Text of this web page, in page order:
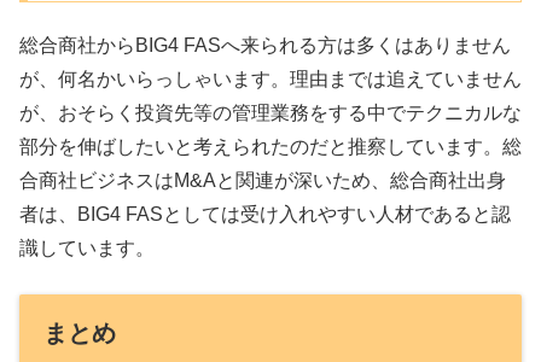
総合商社からBIG4 FASへ来られる方は多くはありません
が、何名かいらっしゃいます。理由までは追えていません
が、おそらく投資先等の管理業務をする中でテクニカルな
部分を伸ばしたいと考えられたのだと推察しています。総
合商社ビジネスはM&Aと関連が深いため、総合商社出身
者は、BIG4 FASとしては受け入れやすい人材であると認
識しています。
まとめ